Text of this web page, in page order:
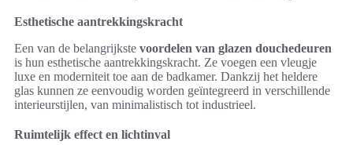
Esthetische aantrekkingskracht
Een van de belangrijkste voordelen van glazen douchedeuren
is hun esthetische aantrekkingskracht. Ze voegen een vleugje
luxe en moderniteit toe aan de badkamer. Dankzij het heldere
glas kunnen ze eenvoudig worden geïntegreerd in verschillende
interieurstijlen, van minimalistisch tot industrieel.
Ruimtelijk effect en lichtinval